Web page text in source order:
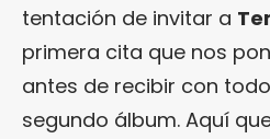
tentación de invitar a
primera cita que nos
antes de recibir con
segundo álbum. Aquí